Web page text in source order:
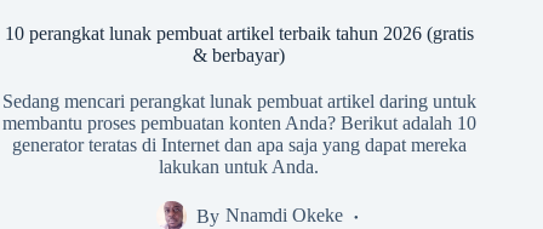
10 perangkat lunak pembuat artikel terbaik tahun 2026 (gratis
& berbayar)
Sedang mencari perangkat lunak pembuat artikel daring untuk
membantu proses pembuatan konten Anda? Berikut adalah 10
generator teratas di Internet dan apa saja yang dapat mereka
lakukan untuk Anda.
By Nnamdi Okeke